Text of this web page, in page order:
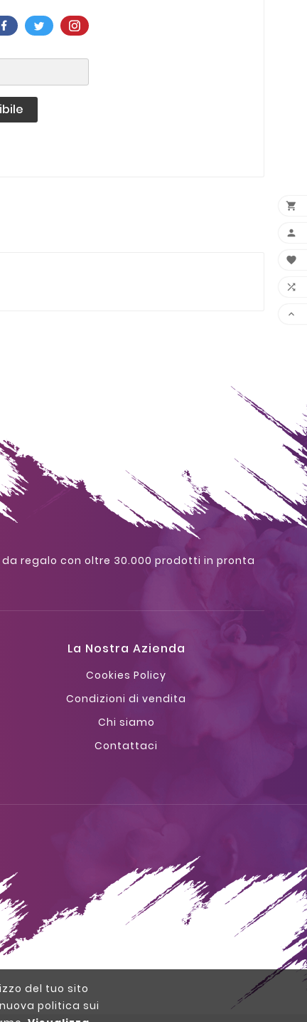
del tuo sito
politica sui
regalo con oltre 30.000 prodotti in pronta
La Nostra Azienda
Cookies Policy
Condizioni di vendita
Chi siamo
Contattaci




